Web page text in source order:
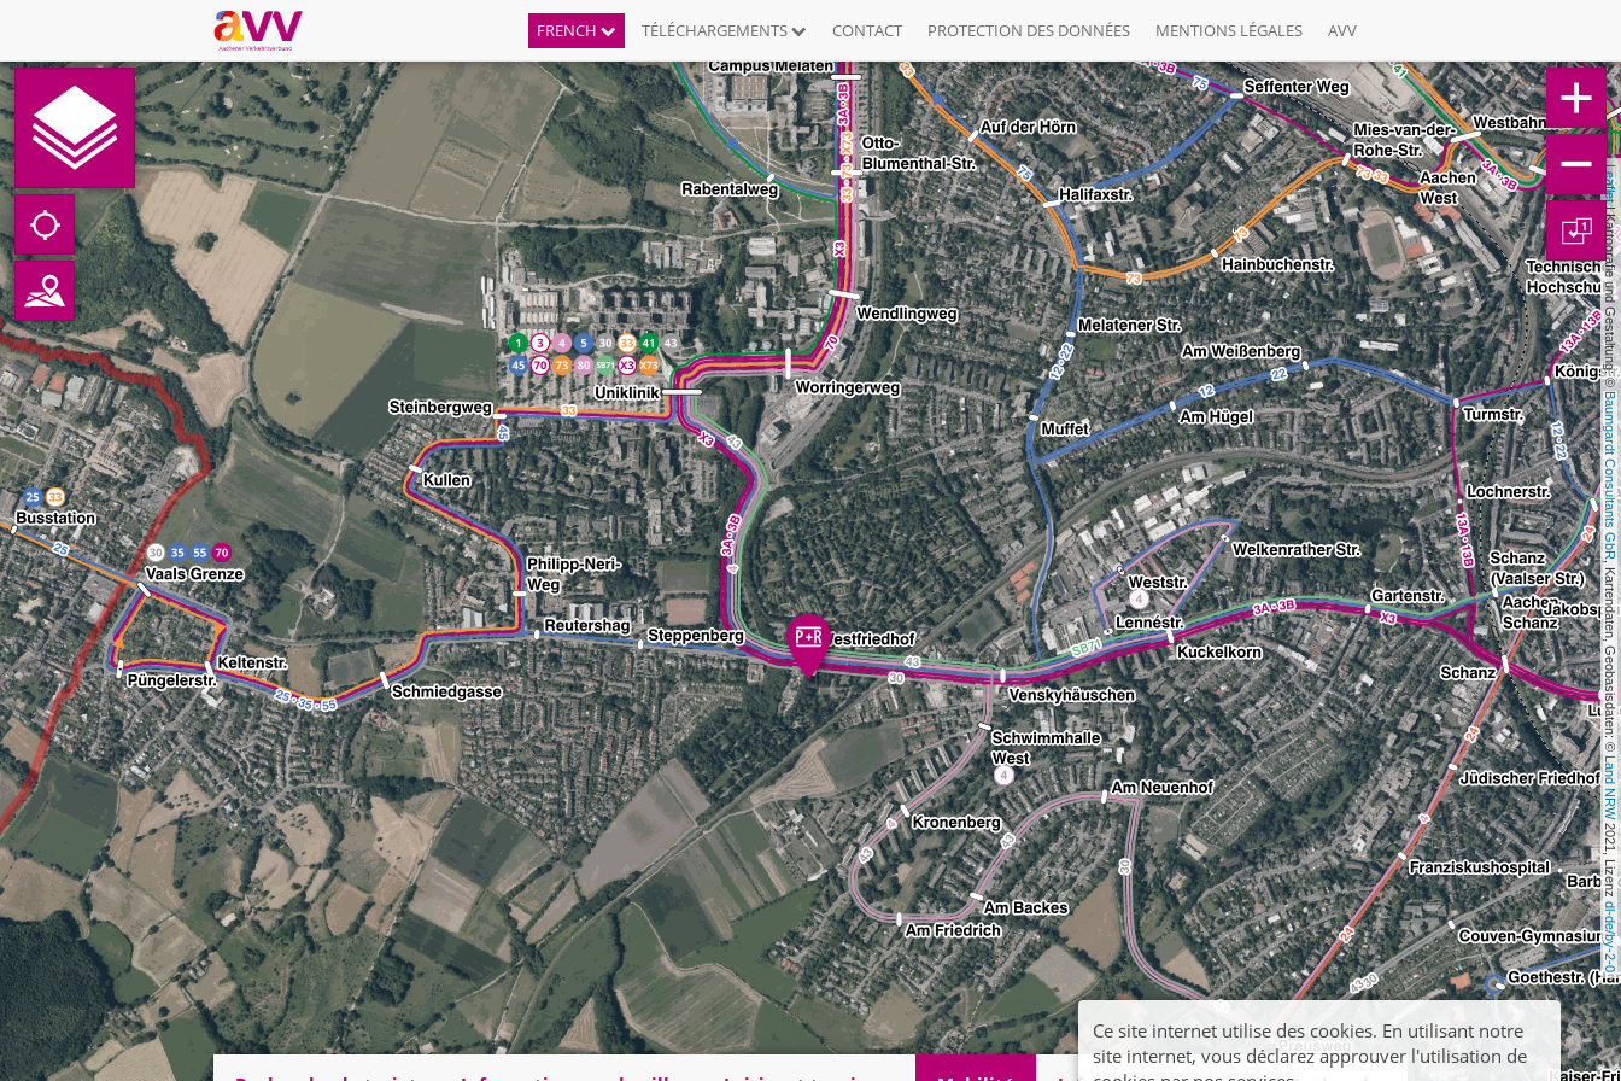
FRENCH TÉLÉCHARGEMENTS CONTACT PROTECTION DES DONNÉES MENTIONS LÉGALES AVV
Leaflet
| Kartografie und Gestaltung: ©
Baumgardt Consultants GbR
, Kartendaten, Geobasisdaten: ©
Land NRW
2021, Lizenz
dl-de/by-2-0
1
Ce site internet utilise des cookies. En utilisant notre
site internet, vous déclarez approuver l'utilisation de